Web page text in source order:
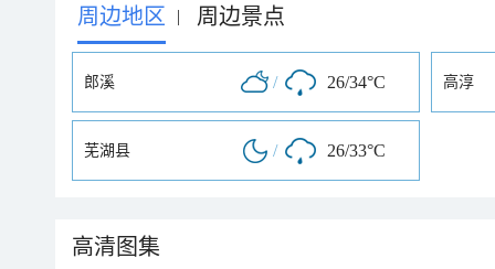
周边地区 | 周边景点
郎溪 / 26/34°C 高淳
芜湖县 / 26/33°C
高清图集